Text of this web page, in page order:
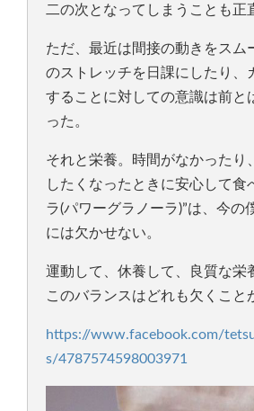
二の次となってしまうことも正
ただ、最近は間接の動きをスム
のストレッチを日課にしたり、
することに対しての意識は前と
った。
それと栄養。時間がなかったり
したくなったときに安心して食
ラ(パワーグラノーラ)”は、今の
には欠かせない。
運動して、休養して、良質な栄
このバランスはどれも欠くこと
https://www.facebook.com/
s/4787574598003971